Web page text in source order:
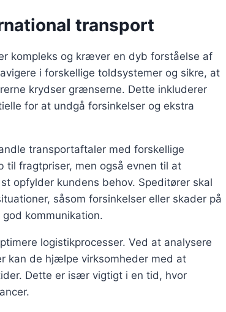
transport
kompleks og kræver en dyb forståelse af
i forskellige toldsystemer og sikre, at
krydser grænserne. Dette inkluderer
for at undgå forsinkelser og ekstra
transportaftaler med forskellige
fragtpriser, men også evnen til at
opfylder kundens behov. Speditører skal
såsom forsinkelser eller skader på
kommunikation.
logistikprocesser. Ved at analysere
kan de hjælpe virksomheder med at
Dette er især vigtigt i en tid, hvor